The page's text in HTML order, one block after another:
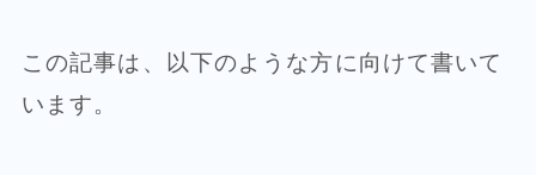
この記事は、以下のような方に向けて書いて
います。